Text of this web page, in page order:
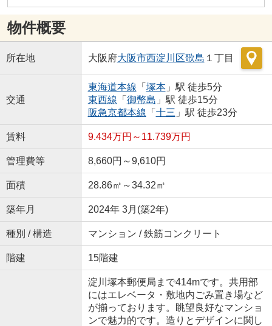
物件概要
所在地 大阪府大阪市西淀川区歌島 １丁目
交通
東海道本線 「 塚本」駅 徒歩5分
東西線 「 御幣島 」駅 徒歩15分
阪急京都本線 「 十三 」駅 徒歩23分
賃料 9.434万円～11.739万円
管理費等 8,660円～9,610円
面積 28.86㎡～34.32㎡
築年月 2024年 3月(築2年)
種別 / 構造 マンション / 鉄筋コンクリート
階建 15階建
淀川塚本郵便局まで414mです。共用部
にはエレベータ・敷地内ごみ置き場など
が揃っております。眺望良好なマンショ
ンで魅力的です。造りとデザインに関し